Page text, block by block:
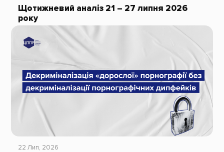
Щотижневий аналіз 21 – 27 липня 2026
року
22 Лип, 2026